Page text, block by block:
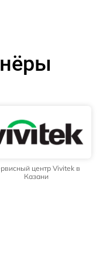
центр Vivitek в
Казани